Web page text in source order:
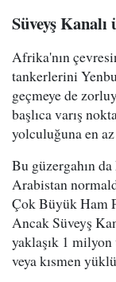
Süveyş
Afrika'nın
tankerlerini
geçmeye de
başlıca varış
yolculuğuna en
Bu güzergahın
Arabistan
Çok Büyük Ham
Ancak Süveyş
yaklaşık 1
veya kısmen